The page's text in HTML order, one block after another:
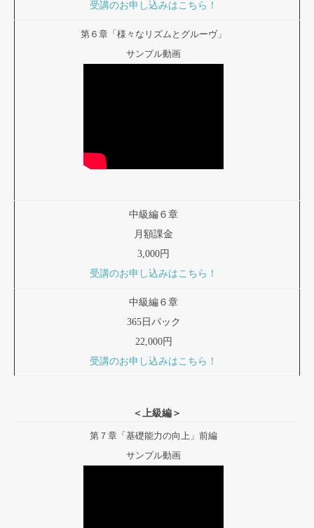
受講のお申し込みはこちら！
第６章「様々なリズムとグルーヴ」
サンプル動画
中級編６章
月額課金
3,000円
受講のお申し込みはこちら！
中級編６章
365日パック
22,000円
受講のお申し込みはこちら！
＜上級編＞
第７章「基礎能力の向上」前編
サンプル動画